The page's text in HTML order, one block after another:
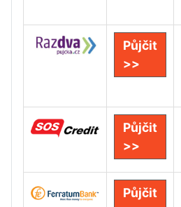
Půjčit
>>
Půjčit
>>
Půjčit